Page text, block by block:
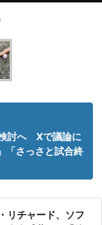
討へ Xで議論に
「さっさと試合終
リチャード、ソフ